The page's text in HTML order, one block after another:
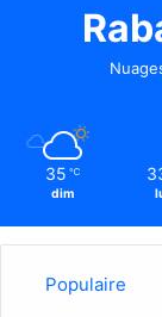
35 ℃
dim
Populaire